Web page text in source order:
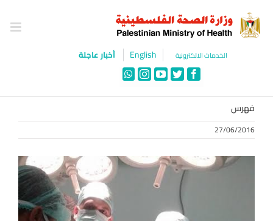
content
الخدمات الالكترونية English أخبار عاجلة
Facebook
Twitter
YouTube
Instagram
WhatsApp
فهرس
27/06/2016